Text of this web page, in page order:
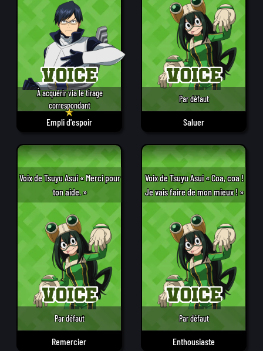
Empli d'espoir
À acquérir via le tirage
correspondant
Saluer
Par défaut
Remercier
Par défaut
Voix de Tsuyu Asui « Merci pour
ton aide. »
Enthousiaste
Par défaut
Voix de Tsuyu Asui « Coa, coa !
Je vais faire de mon mieux ! »